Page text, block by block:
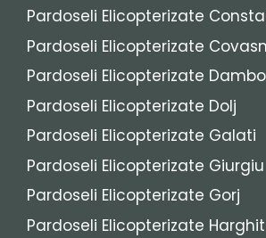
Pardoseli Elicopterizate
Pardoseli Elicopterizate
Pardoseli Elicopterizate
Pardoseli Elicopterizate Dolj
Pardoseli Elicopterizate Galati
Pardoseli Elicopterizate Giurgiu
Pardoseli Elicopterizate Gorj
Pardoseli Elicopterizate